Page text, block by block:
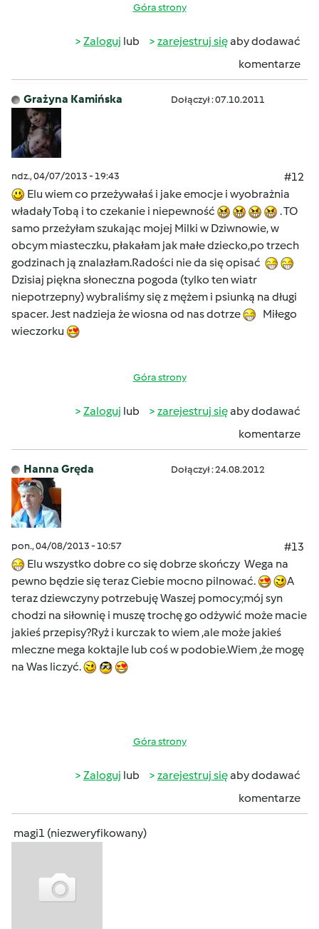
Góra strony
Zaloguj lub zarejestruj sięaby dodawać
komentarze
Grażyna Kamińska Dołączył : 07.10.2011
ndz., 04/07/2013 - 19:43
#12
Elu wiem co przeżywałaś i jake emocje i wyobrażnia
władały Tobą i to czekanie i niepewność
. TO
samo przeżyłam szukając mojej Milki w Dziwnowie, w
obcym miasteczku, płakałam jak małe dziecko,po trzech
godzinach ją znalazłam.Radości nie da się opisać
Dzisiaj piękna słoneczna pogoda (tylko ten wiatr
niepotrzepny) wybraliśmy się z mężem i psiunką na długi
spacer. Jest nadzieja że wiosna od nas dotrze
Miłego
wieczorku
Góra strony
Zaloguj lub zarejestruj sięaby dodawać
komentarze
Hanna Gręda Dołączył : 24.08.2012
pon., 04/08/2013 - 10:57
#13
Elu wszystko dobre co się dobrze skończy Wega na
pewno będzie się teraz Ciebie mocno pilnować.
A
teraz dziewczyny potrzebuję Waszej pomocy;mój syn
chodzi na siłownię i muszę trochę go odżywić może macie
jakieś przepisy?Ryż i kurczak to wiem ,ale może jakieś
mleczne mega koktajle lub coś w podobie.Wiem ,że mogę
na Was liczyć.
Góra strony
Zaloguj lub zarejestruj sięaby dodawać
komentarze
magi1 (niezweryfikowany)